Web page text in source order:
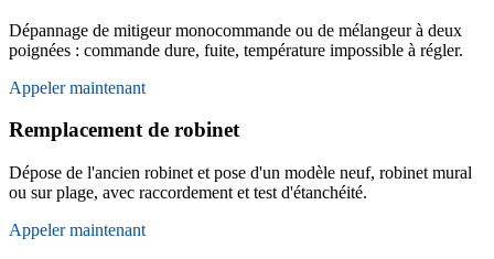
Dépannage de mitigeur monocommande ou de mélangeur à deux
poignées : commande dure, fuite, température impossible à régler.
Appeler maintenant
Remplacement de robinet
Dépose de l'ancien robinet et pose d'un modèle neuf, robinet mural
ou sur plage, avec raccordement et test d'étanchéité.
Appeler maintenant